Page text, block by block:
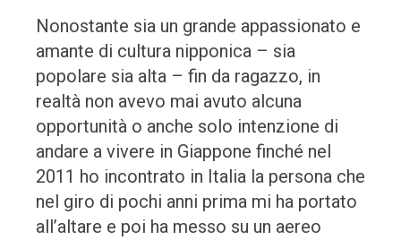
Nonostante sia un grande appassionato e
amante di cultura nipponica – sia
popolare sia alta – fin da ragazzo, in
realtà non avevo mai avuto alcuna
opportunità o anche solo intenzione di
andare a vivere in Giappone finché nel
2011 ho incontrato in Italia la persona che
nel giro di pochi anni prima mi ha portato
all’altare e poi ha messo su un aereo